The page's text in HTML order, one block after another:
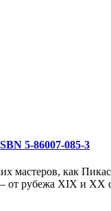
5-86007-085-3
мастеров, как
рубежа XIX и XX